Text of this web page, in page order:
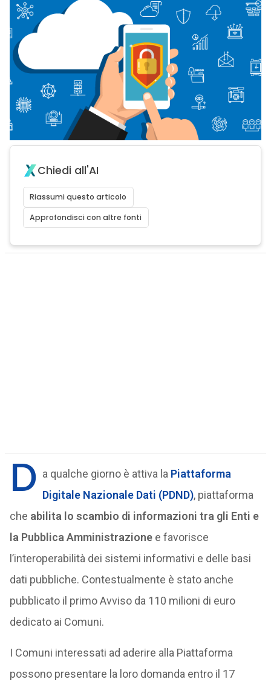
Chiedi all'AI
Riassumi questo articolo
Approfondisci con altre fonti
D a qualche giorno è attiva la Piattaforma
Digitale Nazionale Dati (PDND), piattaforma
che abilita lo scambio di informazioni tra gli Enti e
la Pubblica Amministrazionee favorisce
l’interoperabilità dei sistemi informativi e delle basi
dati pubbliche. Contestualmente è stato anche
pubblicato il primo Avviso da 110 milioni di euro
dedicato ai Comuni.
I Comuni interessati ad aderire alla Piattaforma
possono presentare la loro domanda entro il 17